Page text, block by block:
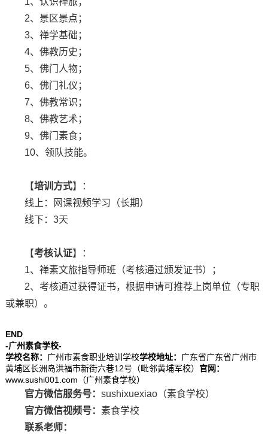
2、景区景点；
3、禅学基础；
4、佛教历史；
5、佛门人物；
6、佛门礼仪；
7、佛教常识；
8、佛教艺术；
9、佛门素食；
10、领队技能。
【培训方式】：
线上：网课视频学习（长期）
线下：3天
【考核认证】：
1、禅素文旅指导师班（考核通过颁发证书）；
2、考核通过获得证书，根据申请可推荐上岗单位（专职
或兼职）。
END
-广州素食学校-
学校名称： 广州市素食职业培训学校学校地址： 广东省广东省广州市
黄埔区长洲岛洪福市新街六巷12号（毗邻黄埔军校） 官网：
www.sushi001.com（广州素食学校）
官方微信服务号： sushixuexiao（素食学校）
官方微信视频号： 素食学校
联系老师：